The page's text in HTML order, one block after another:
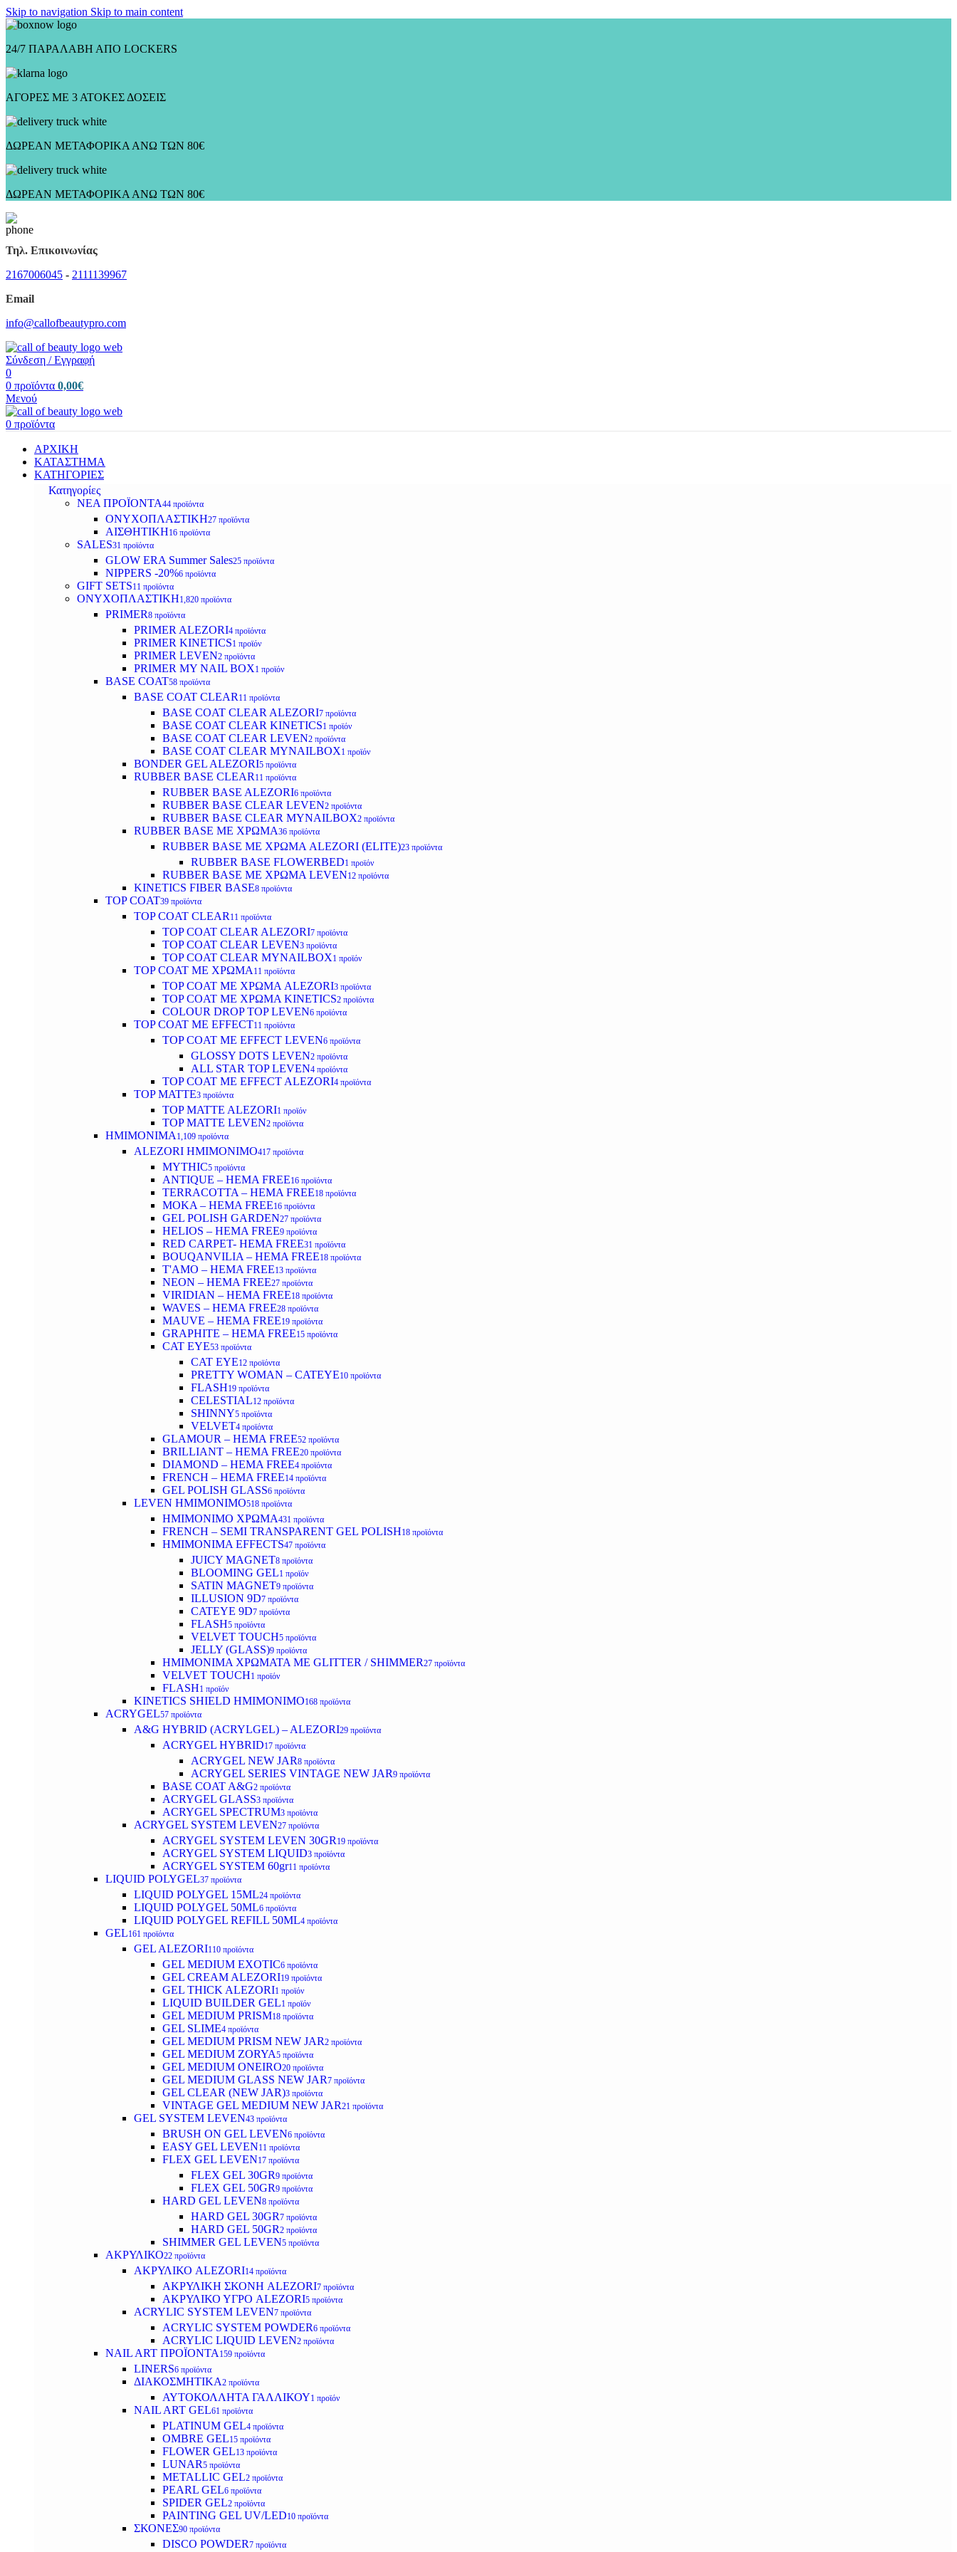
Skip to navigation Skip to main content
24/7 ΠΑΡΑΛΑΒΗ ΑΠΟ LOCKERS
ΑΓΟΡΕΣ ΜΕ 3 ΑΤΟΚΕΣ ΔΟΣΕΙΣ
ΔΩΡΕΑΝ ΜΕΤΑΦΟΡΙΚΑ ΑΝΩ ΤΩΝ 80€
ΔΩΡΕΑΝ ΜΕΤΑΦΟΡΙΚΑ ΑΝΩ ΤΩΝ 80€
Τηλ. Επικοινωνίας
2167006045 - 2111139967
Email
info@callofbeautypro.com
Σύνδεση / Εγγραφή
0
0 προϊόντα 0,00€
Μενού
0 προϊόντα
ΑΡΧΙΚΗ
ΚΑΤΑΣΤΗΜΑ
ΚΑΤΗΓΟΡΙΕΣ
Κατηγορίες
ΝΕΑ ΠΡΟΪΟΝΤΑ44 προϊόντα
ΟΝΥΧΟΠΛΑΣΤΙΚΗ27 προϊόντα
ΑΙΣΘΗΤΙΚΗ16 προϊόντα
SALES31 προϊόντα
GLOW ERA Summer Sales25 προϊόντα
NIPPERS -20%6 προϊόντα
GIFT SETS11 προϊόντα
ΟΝΥΧΟΠΛΑΣΤΙΚΗ1,820 προϊόντα
PRIMER8 προϊόντα
PRIMER ALEZORI4 προϊόντα
PRIMER KINETICS1 προϊόν
PRIMER LEVEN2 προϊόντα
PRIMER MY NAIL BOX1 προϊόν
BASE COAT58 προϊόντα
BASE COAT CLEAR 11 προϊόντα
BASE COAT CLEAR ALEZORI7 προϊόντα
BASE COAT CLEAR KINETICS1 προϊόν
BASE COAT CLEAR LEVEN2 προϊόντα
BASE COAT CLEAR MYNAILBOX1 προϊόν
BONDER GEL ALEZORI5 προϊόντα
RUBBER BASE CLEAR 11 προϊόντα
RUBBER BASE ALEZORI6 προϊόντα
RUBBER BASE CLEAR LEVEN2 προϊόντα
RUBBER BASE CLEAR MYNAILBOX2 προϊόντα
RUBBER BASE ΜΕ ΧΡΩΜΑ36 προϊόντα
RUBBER BASE ΜΕ ΧΡΩΜΑ ALEZORI (ELITE)23 προϊόντα
RUBBER BASE FLOWERBED1 προϊόν
RUBBER BASE ΜΕ ΧΡΩΜΑ LEVEN12 προϊόντα
KINETICS FIBER BASE8 προϊόντα
TOP COAT39 προϊόντα
TOP COAT CLEAR 11 προϊόντα
TOP COAT CLEAR ALEZORI7 προϊόντα
TOP COAT CLEAR LEVEN3 προϊόντα
TOP COAT CLEAR MYNAILBOX1 προϊόν
TOP COAT ΜΕ ΧΡΩΜΑ 11 προϊόντα
TOP COAT ΜΕ ΧΡΩΜΑ ALEZORI3 προϊόντα
TOP COAT ΜΕ ΧΡΩΜΑ KINETICS2 προϊόντα
COLOUR DROP TOP LEVEN6 προϊόντα
TOP COAT ΜΕ EFFECT11 προϊόντα
TOP COAT ME EFFECT LEVEN6 προϊόντα
GLOSSY DOTS LEVEN2 προϊόντα
ALL STAR TOP LEVEN4 προϊόντα
TOP COAT ME EFFECT ALEZORI4 προϊόντα
TOP MATTE3 προϊόντα
TOP MATTE ALEZORI1 προϊόν
TOP MATTE LEVEN2 προϊόντα
ΗΜΙΜΟΝΙΜΑ 1,109 προϊόντα
ALEZORI ΗΜΙΜΟΝΙΜΟ417 προϊόντα
MYTHIC5 προϊόντα
ANTIQUE – HEMA FREE16 προϊόντα
TERRACOTTA – HEMA FREE18 προϊόντα
MOKA – HEMA FREE16 προϊόντα
GEL POLISH GARDEN27 προϊόντα
HELIOS – HEMA FREE9 προϊόντα
RED CARPET- HEMA FREE31 προϊόντα
BOUQANVILIA – HEMA FREE18 προϊόντα
T'AMO – HEMA FREE13 προϊόντα
NEON – HEMA FREE27 προϊόντα
VIRIDIAN – HEMA FREE18 προϊόντα
WAVES – HEMA FREE28 προϊόντα
MAUVE – HEMA FREE19 προϊόντα
GRAPHITE – HEMA FREE15 προϊόντα
CAT EYE53 προϊόντα
CAT EYE12 προϊόντα
PRETTY WOMAN – CATEYE10 προϊόντα
FLASH19 προϊόντα
CELESTIAL12 προϊόντα
SHINNY5 προϊόντα
VELVET4 προϊόντα
GLAMOUR – HEMA FREE52 προϊόντα
BRILLIANT – HEMA FREE20 προϊόντα
DIAMOND – HEMA FREE4 προϊόντα
FRENCH – HEMA FREE14 προϊόντα
GEL POLISH GLASS6 προϊόντα
LEVEN ΗΜΙΜΟΝΙΜΟ518 προϊόντα
ΗΜΙΜΟΝΙΜΟ ΧΡΩΜΑ431 προϊόντα
FRENCH – SEMI TRANSPARENT GEL POLISH18 προϊόντα
HMIMONIMA EFFECTS47 προϊόντα
JUICY MAGNET8 προϊόντα
BLOOMING GEL1 προϊόν
SATIN MAGNET9 προϊόντα
ILLUSION 9D7 προϊόντα
CATEYE 9D7 προϊόντα
FLASH5 προϊόντα
VELVET TOUCH5 προϊόντα
JELLY (GLASS)9 προϊόντα
ΗΜΙΜΟΝΙΜA ΧΡΩΜΑΤΑ ΜΕ GLITTER / SHIMMER27 προϊόντα
VELVET TOUCH1 προϊόν
FLASH1 προϊόν
KINETICS SHIELD ΗΜΙΜΟΝΙΜΟ168 προϊόντα
ACRYGEL57 προϊόντα
A&G HYBRID (ACRYLGEL) – ALEZORI29 προϊόντα
ACRYGEL HYBRID17 προϊόντα
ACRYGEL NEW JAR8 προϊόντα
ACRYGEL SERIES VINTAGE NEW JAR9 προϊόντα
BASE COAT A&G2 προϊόντα
ACRYGEL GLASS3 προϊόντα
ACRYGEL SPECTRUM3 προϊόντα
ACRYGEL SYSTEM LEVEN27 προϊόντα
ACRYGEL SYSTEM LEVEN 30GR 19 προϊόντα
ACRYGEL SYSTEM LIQUID3 προϊόντα
ACRYGEL SYSTEM 60gr11 προϊόντα
LIQUID POLYGEL37 προϊόντα
LIQUID POLYGEL 15ML24 προϊόντα
LIQUID POLYGEL 50ML6 προϊόντα
LIQUID POLYGEL REFILL 50ML4 προϊόντα
GEL161 προϊόντα
GEL ALEZORI110 προϊόντα
GEL MEDIUM EXOTIC6 προϊόντα
GEL CREAM ALEZORI19 προϊόντα
GEL THICK ALEZORI1 προϊόν
LIQUID BUILDER GEL1 προϊόν
GEL MEDIUM PRISM18 προϊόντα
GEL SLIME4 προϊόντα
GEL MEDIUM PRISM NEW JAR2 προϊόντα
GEL MEDIUM ZORYA5 προϊόντα
GEL MEDIUM ONEIRO20 προϊόντα
GEL MEDIUM GLASS NEW JAR7 προϊόντα
GEL CLEAR (NEW JAR)3 προϊόντα
VINTAGE GEL MEDIUM NEW JAR21 προϊόντα
GEL SYSTEM LEVEN43 προϊόντα
BRUSH ON GEL LEVEN6 προϊόντα
EASY GEL LEVEN11 προϊόντα
FLEX GEL LEVEN17 προϊόντα
FLEX GEL 30GR9 προϊόντα
FLEX GEL 50GR9 προϊόντα
HARD GEL LEVEN8 προϊόντα
HARD GEL 30GR7 προϊόντα
HARD GEL 50GR2 προϊόντα
SHIMMER GEL LEVEN5 προϊόντα
ΑΚΡΥΛΙΚΟ22 προϊόντα
ΑΚΡΥΛΙΚΟ ALEZORI14 προϊόντα
ΑΚΡΥΛΙΚΗ ΣΚΟΝΗ ALEZORI7 προϊόντα
ΑΚΡΥΛΙΚΟ ΥΓΡΟ ALEZORI5 προϊόντα
ACRYLIC SYSTEM LEVEN7 προϊόντα
ACRYLIC SYSTEM POWDER6 προϊόντα
ACRYLIC LIQUID LEVEN2 προϊόντα
NAIL ART ΠΡΟΪΟΝΤΑ 159 προϊόντα
LINERS6 προϊόντα
ΔΙΑΚΟΣΜΗΤΙΚΑ2 προϊόντα
ΑΥΤΟΚΟΛΛΗΤΑ ΓΑΛΛΙΚΟΥ1 προϊόν
NAIL ART GEL61 προϊόντα
PLATINUM GEL4 προϊόντα
OMBRE GEL15 προϊόντα
FLOWER GEL13 προϊόντα
LUNAR5 προϊόντα
METALLIC GEL2 προϊόντα
PEARL GEL6 προϊόντα
SPIDER GEL2 προϊόντα
PAINTING GEL UV/LED10 προϊόντα
ΣΚΟΝΕΣ90 προϊόντα
DISCO POWDER7 προϊόντα